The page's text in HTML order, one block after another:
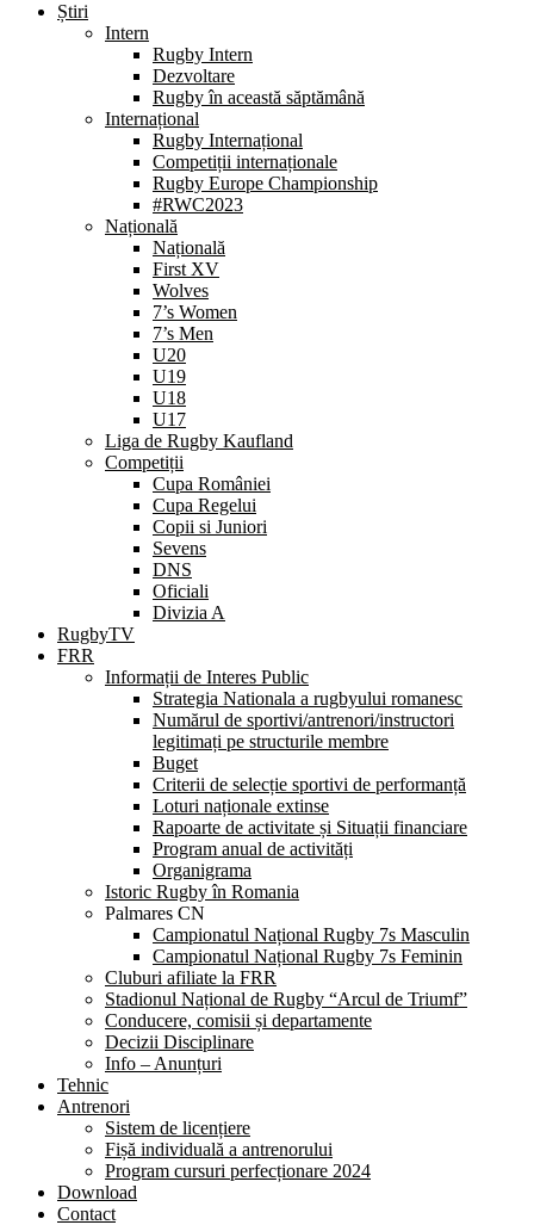
Știri
Intern
Rugby Intern
Dezvoltare
Rugby în această săptămână
Internațional
Rugby Internațional
Competiții internaționale
Rugby Europe Championship
#RWC2023
Națională
Națională
First XV
Wolves
7’s Women
7’s Men
U20
U19
U18
U17
Liga de Rugby Kaufland
Competiții
Cupa României
Cupa Regelui
Copii si Juniori
Sevens
DNS
Oficiali
Divizia A
RugbyTV
FRR
Informații de Interes Public
Strategia Nationala a rugbyului romanesc
Numărul de sportivi/antrenori/instructori
legitimați pe structurile membre
Buget
Criterii de selecție sportivi de performanță
Loturi naționale extinse
Rapoarte de activitate și Situații financiare
Program anual de activități
Organigrama
Istoric Rugby în Romania
Palmares CN
Campionatul Național Rugby 7s Masculin
Campionatul Național Rugby 7s Feminin
Cluburi afiliate la FRR
Stadionul Național de Rugby “Arcul de Triumf”
Conducere, comisii și departamente
Decizii Disciplinare
Info – Anunțuri
Tehnic
Antrenori
Sistem de licențiere
Fișă individuală a antrenorului
Program cursuri perfecționare 2024
Download
Contact